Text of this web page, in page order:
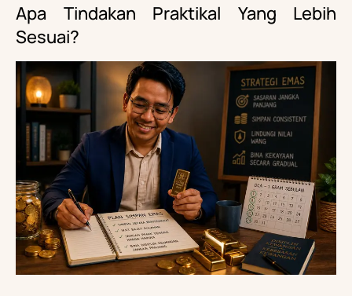
Apa Tindakan Praktikal Yang Lebih
Sesuai?